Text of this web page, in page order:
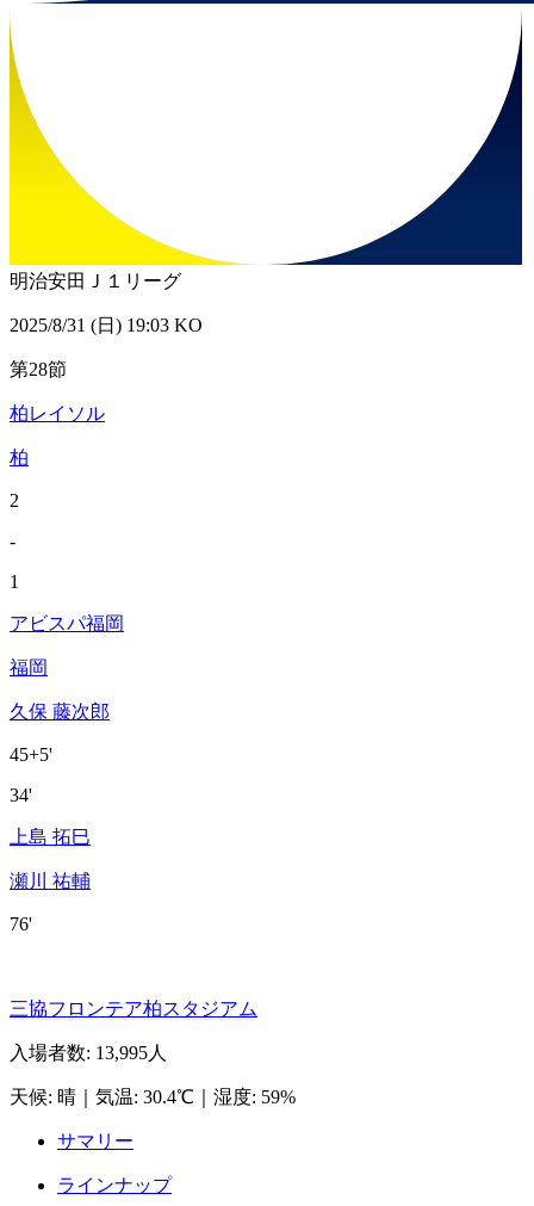
明治安田Ｊ１リーグ
2025/8/31 (日) 19:03 KO
第28節
柏レイソル
柏
2
-
1
アビスパ福岡
福岡
久保 藤次郎
45+5'
34'
上島 拓巳
瀬川 祐輔
76'
三協フロンテア柏スタジアム
入場者数: 13,995人
天候: 晴 気温: 30.4℃ 湿度: 59%
サマリー
ラインナップ